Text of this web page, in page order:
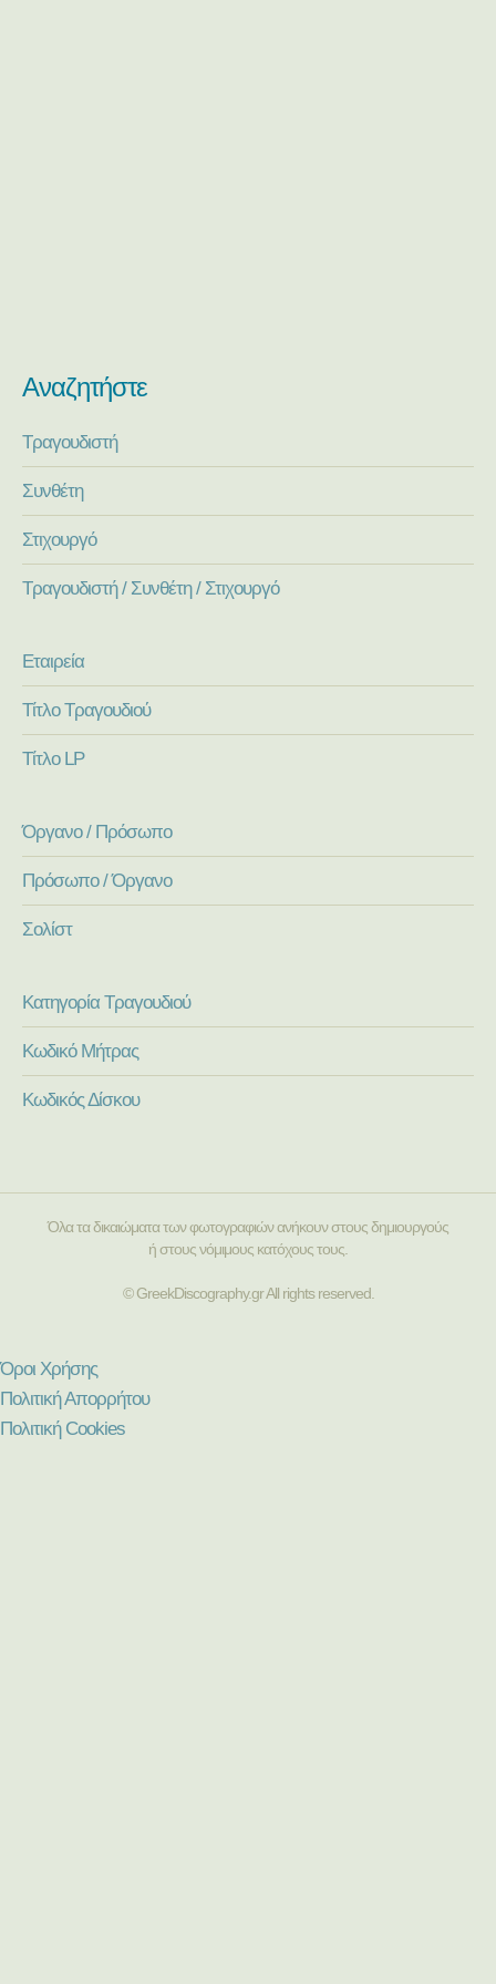
Αναζητήστε
Τραγουδιστή
Συνθέτη
Στιχουργό
Τραγουδιστή / Συνθέτη / Στιχουργό
Εταιρεία
Τίτλο Τραγουδιού
Τίτλο LP
Όργανο / Πρόσωπο
Πρόσωπο / Όργανο
Σολίστ
Κατηγορία Τραγουδιού
Κωδικό Μήτρας
Κωδικός Δίσκου
Όλα τα δικαιώματα των φωτογραφιών ανήκουν στους δημιουργούς
ή στους νόμιμους κατόχους τους.
© GreekDiscography.gr All rights reserved.
Όροι Χρήσης
Πολιτική Απορρήτου
Πολιτική Cookies